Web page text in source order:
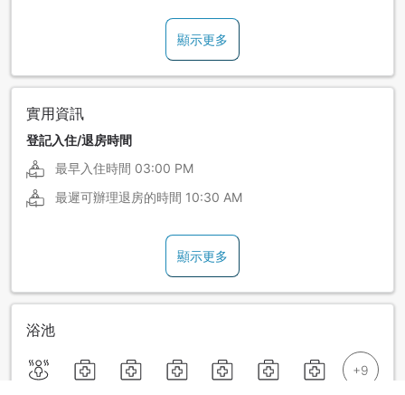
顯示更多
實用資訊
登記入住/退房時間
最早入住時間 03:00 PM
最遲可辦理退房的時間 10:30 AM
顯示更多
浴池